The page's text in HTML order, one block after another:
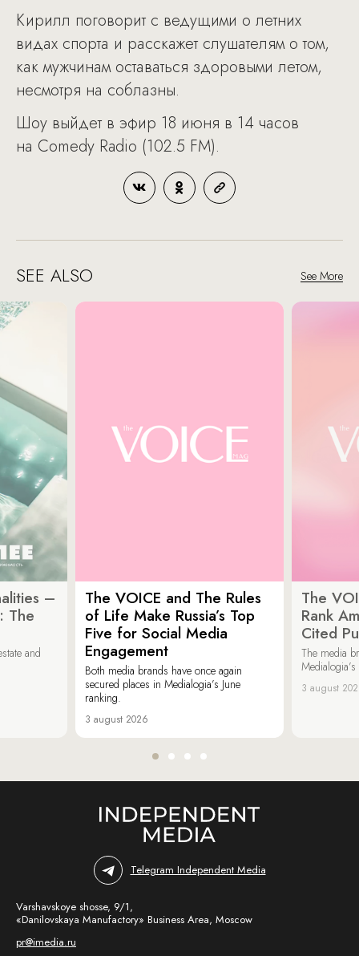
Кирилл поговорит с ведущими о летних
видах спорта и расскажет слушателям о том,
как мужчинам оставаться здоровыми летом,
несмотря на соблазны.
Шоу выйдет в эфир 18 июня в 14 часов
на Comedy Radio (102.5 FM).
SEE ALSO See More
–
The
and
The VOICE and The Rules
of Life Make Russia’s Top
Five for Social Media
Engagement
Both media brands have once again
secured places in Medialogia’s June
ranking.
3 august 2026
The
Rank
Cited
The media
3 august
Telegram Independent Media
Varshavskoye shosse, 9/1,
«Danilovskaya Manufactory» Business Area, Moscow
pr@imedia.ru